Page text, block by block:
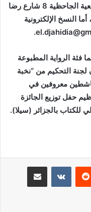
في ظرف مغلق على العنوان البريدي: جمعية الجاحظية 8 شارع رضا
النسخ الإلكترونية
.
فئة الرواية المطبوعة
التحكيم من “نخبة
معروفين في
حفل توزيع الجائزة
للكتاب بالجزائر (سيلا).